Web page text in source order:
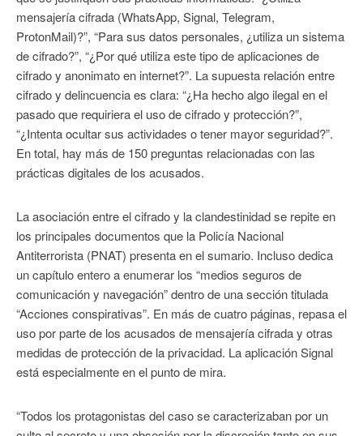
mensajería cifrada (WhatsApp, Signal, Telegram,
ProtonMail)?”, “Para sus datos personales, ¿utiliza un sistema
de cifrado?”, “¿Por qué utiliza este tipo de aplicaciones de
cifrado y anonimato en internet?”. La supuesta relación entre
cifrado y delincuencia es clara: “¿Ha hecho algo ilegal en el
pasado que requiriera el uso de cifrado y protección?”,
“¿Intenta ocultar sus actividades o tener mayor seguridad?”.
En total, hay más de 150 preguntas relacionadas con las
prácticas digitales de los acusados.
La asociación entre el cifrado y la clandestinidad se repite en
los principales documentos que la Policía Nacional
Antiterrorista (PNAT) presenta en el sumario. Incluso dedica
un capítulo entero a enumerar los “medios seguros de
comunicación y navegación” dentro de una sección titulada
“Acciones conspirativas”. En más de cuatro páginas, repasa el
uso por parte de los acusados de mensajería cifrada y otras
medidas de protección de la privacidad. La aplicación Signal
está especialmente en el punto de mira.
“Todos los protagonistas del caso se caracterizaban por un